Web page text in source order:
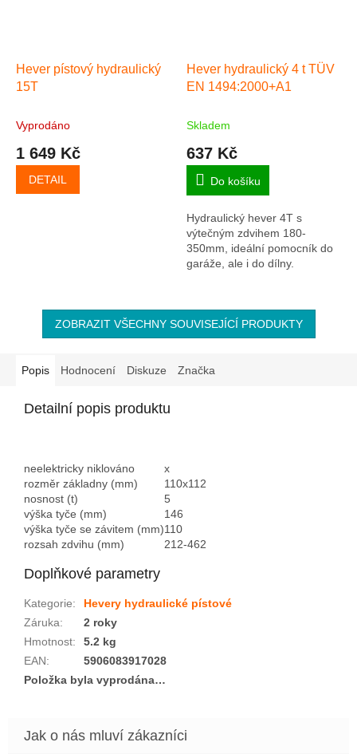
Hever pístový hydraulický
15T
Vyprodáno
1 649 Kč
DETAIL
Hever hydraulický 4 t TÜV
EN 1494:2000+A1
Skladem
637 Kč
Do košíku
Hydraulický hever 4T s
výtečným zdvihem 180-
350mm, ideální pomocník do
garáže, ale i do dílny.
ZOBRAZIT VŠECHNY SOUVISEJÍCÍ PRODUKTY
Popis Hodnocení Diskuze Značka
Detailní popis produktu
neelektricky niklováno
x
rozměr základny (mm)
110x112
nosnost (t)
5
výška tyče (mm)
146
výška tyče se závitem (mm)110
rozsah zdvihu (mm)
212-462
Doplňkové parametry
Kategorie:
Hevery hydraulické pístové
Záruka:
2 roky
Hmotnost:
5.2 kg
EAN:
5906083917028
Položka byla vyprodána…